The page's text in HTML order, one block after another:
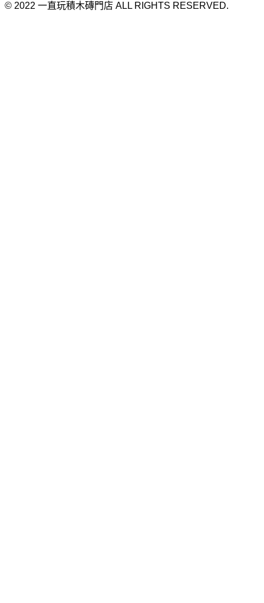
© 2022 一直玩積木磚門店 ALL RIGHTS RESERVED.